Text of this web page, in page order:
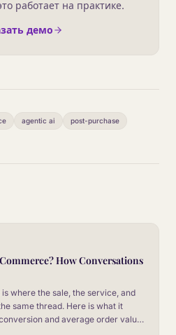
работает на практике.
демо
agentic ai post-purchase
How Conversations
where the sale, the service, and
same thread. Here is what it
and average order value,